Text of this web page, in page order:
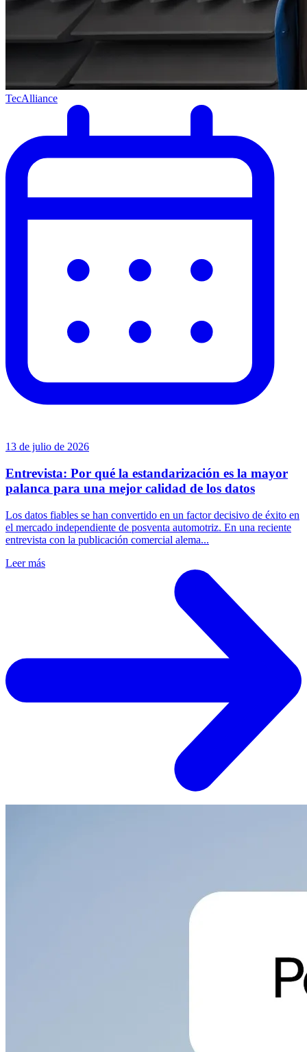
TecAlliance
13 de julio de 2026
Entrevista: Por qué la estandarización es la mayor
palanca para una mejor calidad de los datos
Los datos fiables se han convertido en un factor decisivo de éxito en
el mercado independiente de posventa automotriz. En una reciente
entrevista con la publicación comercial alema...
Leer más